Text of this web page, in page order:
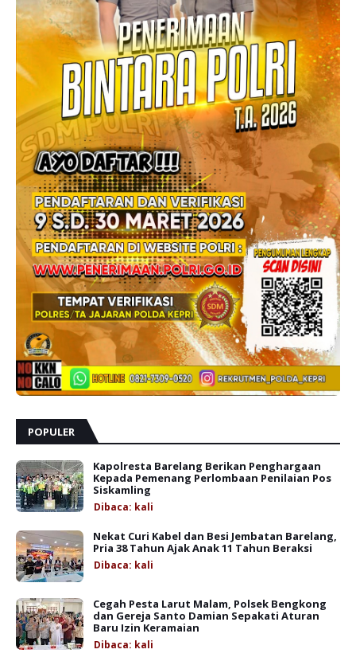
POPULER
Kapolresta Barelang Berikan Penghargaan
Kepada Pemenang Perlombaan Penilaian Pos
Siskamling
Dibaca: kali
Nekat Curi Kabel dan Besi Jembatan Barelang,
Pria 38 Tahun Ajak Anak 11 Tahun Beraksi
Dibaca: kali
Cegah Pesta Larut Malam, Polsek Bengkong
dan Gereja Santo Damian Sepakati Aturan
Baru Izin Keramaian
Dibaca: kali